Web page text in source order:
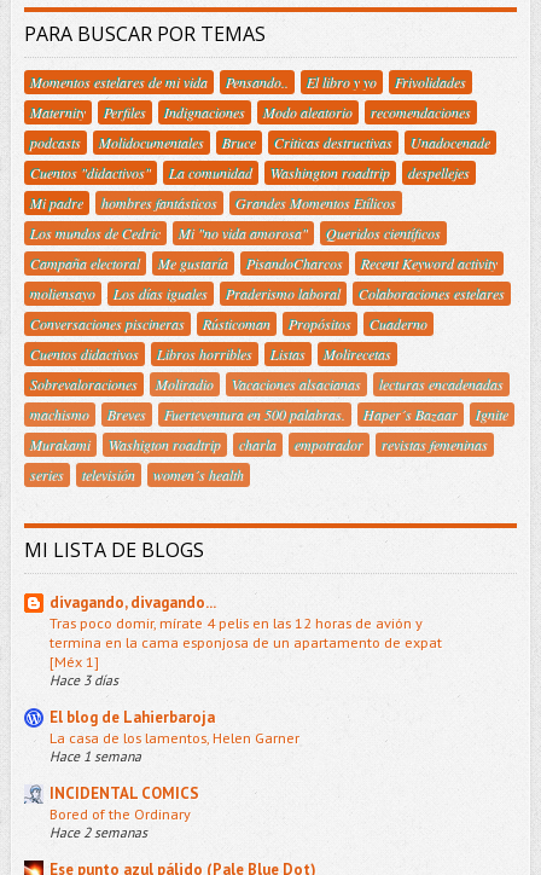
PARA BUSCAR POR TEMAS
Momentos estelares de mi vida Pensando.. El libro y yo
Frivolidades
Maternity
Perfiles Indignaciones Modo aleatorio
recomendaciones
podcasts
Molidocumentales Bruce Criticas destructivas
Unadocenade
Cuentos "didactivos"
La comunidad Washington roadtrip
despellejes
Mi padre
hombres fantásticos
Grandes Momentos Etílicos
Los mundos de Cedric
Mi "no vida amorosa"
Queridos científicos
Campaña electoral
Me gustaría PisandoCharcos
Recent Keyword activity
moliensayo
Los días iguales Praderismo laboral
Colaboraciones estelares
Conversaciones piscineras
Rústicoman Propósitos
Cuaderno
Cuentos didactivos
Libros horribles Listas
Molirecetas
Sobrevaloraciones
Moliradio Vacaciones alsacianas
lecturas encadenadas
machismo
Breves Fuerteventura en 500 palabras. Haper´s Bazaar
Ignite
Murakami
Washigton roadtrip charla empotrador
revistas femeninas
series
televisión women´s health
MI LISTA DE BLOGS
divagando, divagando...
Tras poco domir, mírate 4 pelis en las 12 horas de avión y
termina en la cama esponjosa de un apartamento de expat
[Méx 1]
Hace 3 días
El blog de Lahierbaroja
La casa de los lamentos, Helen Garner
Hace 1 semana
INCIDENTAL COMICS
Bored of the Ordinary
Hace 2 semanas
Ese punto azul pálido (Pale Blue Dot)